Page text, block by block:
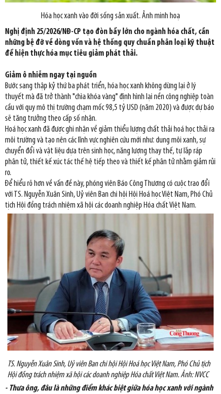
Hóa học xanh vào đời sống sản xuất. Ảnh minh hoạ
Nghị định 25/2026/NĐ-CP tạo đòn bẩy lớn cho ngành hóa chất, cần
những bệ đỡ về dòng vốn và hệ thống quy chuẩn phân loại kỹ thuật
để hiện thực hóa mục tiêu giảm phát thải.
Giảm ô nhiễm ngay tại nguồn
Bước sang thập kỷ thứ ba phát triển, hóa học xanh không dừng lại ở lý
thuyết mà đã trở thành "chìa khóa vàng" định hình lại nền công nghiệp toàn
cầu với quy mô thị trường chạm mốc 98,5 tỷ USD (năm 2020) và được dự báo
sẽ tăng trưởng theo cấp số nhân.
Hoá học xanh đã được ghi nhận về giảm thiểu lượng chất thải hoá học thải ra
môi trường và tạo nên các lĩnh vực nghiên cứu mới như: dung môi xanh, sự
chuyển đổi và vật liệu dựa trên sinh học, năng lượng thay thế, tự lắp ráp
phân tử, thiết kế xúc tác thế hệ tiếp theo và thiết kế phân tử nhằm giảm rủi
ro.
Để hiểu rõ hơn về vấn đề này, phóng viên Báo Công Thương có cuộc trao đổi
với TS. Nguyễn Xuân Sinh, Uỷ viên Ban chi hội Hội Hoá học Việt Nam, Phó Chủ
tịch Hội đồng trách nhiệm xã hội các doanh nghiệp Hóa chất Việt Nam.
TS. Nguyễn Xuân Sinh, Uỷ viên Ban chi hội Hội Hoá học Việt Nam, Phó Chủ tịch
Hội đồng trách nhiệm xã hội các doanh nghiệp Hóa chất Việt Nam. Ảnh: NVCC
- Thưa ông, đâu là những điểm khác biệt giữa hóa học xanh với ngành